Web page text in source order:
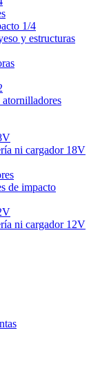
1/4
y estructuras
atornilladores
ni cargador 18V
de impacto
ni cargador 12V